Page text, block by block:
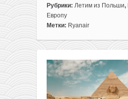
записи
Летим
в
всего
за
туда-
Рубрики: Летим из Польши,
Европу
Метки: Ryanair